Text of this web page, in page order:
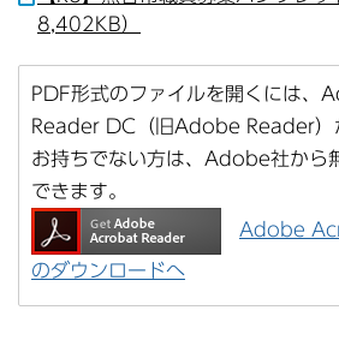
8,402KB）
PDF形式のファイルを開くには
Reader DC（旧Adobe Reader）
お持ちでない方は、Adobe社から
できます。
Adobe
のダウンロードへ